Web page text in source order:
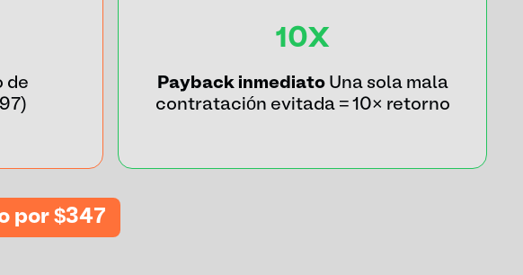
de
10X
Payback inmediato Una sola mala
contratación evitada = 10× retorno
por $347